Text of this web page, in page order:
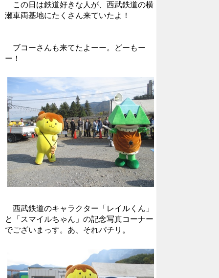
この日は鉄道好きな人が、西武鉄道の横
瀬車両基地にたくさん来ていたよ！
ブコーさんも来てたよーー。どーもー
ー！
西武鉄道のキャラクター「レイルくん」
と「スマイルちゃん」の記念写真コーナー
でございまっす。あ、それパチリ。